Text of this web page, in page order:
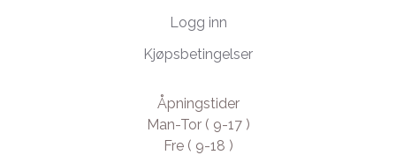
Logg inn
Kjøpsbetingelser
Åpningstider
Man-Tor ( 9-17 )
Fre ( 9-18 )